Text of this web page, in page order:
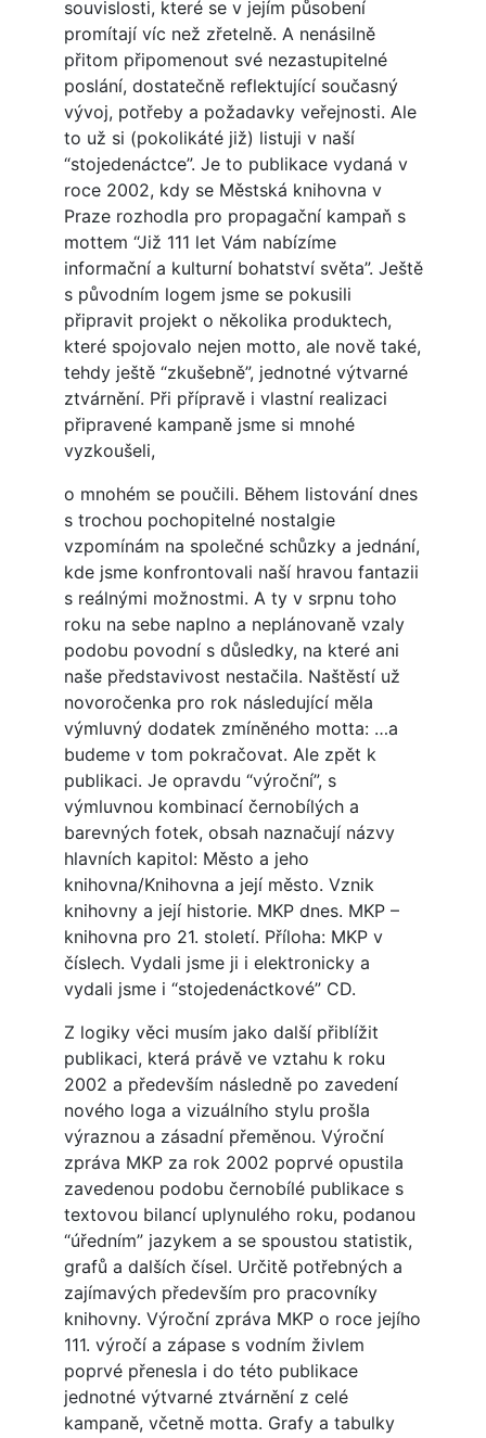
souvislosti, které se v jejím působení
promítají víc než zřetelně. A nenásilně
přitom připomenout své nezastupitelné
poslání, dostatečně reflektující současný
vývoj, potřeby a požadavky veřejnosti. Ale
to už si (pokolikáté již) listuji v naší
“stojedenáctce”. Je to publikace vydaná v
roce 2002, kdy se Městská knihovna v
Praze rozhodla pro propagační kampaň s
mottem “Již 111 let Vám nabízíme
informační a kulturní bohatství světa”. Ještě
s původním logem jsme se pokusili
připravit projekt o několika produktech,
které spojovalo nejen motto, ale nově také,
tehdy ještě “zkušebně”, jednotné výtvarné
ztvárnění. Při přípravě i vlastní realizaci
připravené kampaně jsme si mnohé
vyzkoušeli,
o mnohém se poučili. Během listování dnes
s trochou pochopitelné nostalgie
vzpomínám na společné schůzky a jednání,
kde jsme konfrontovali naší hravou fantazii
s reálnými možnostmi. A ty v srpnu toho
roku na sebe naplno a neplánovaně vzaly
podobu povodní s důsledky, na které ani
naše představivost nestačila. Naštěstí už
novoročenka pro rok následující měla
výmluvný dodatek zmíněného motta: …a
budeme v tom pokračovat. Ale zpět k
publikaci. Je opravdu “výroční”, s
výmluvnou kombinací černobílých a
barevných fotek, obsah naznačují názvy
hlavních kapitol: Město a jeho
knihovna/Knihovna a její město. Vznik
knihovny a její historie. MKP dnes. MKP –
knihovna pro 21. století. Příloha: MKP v
číslech. Vydali jsme ji i elektronicky a
vydali jsme i “stojedenáctkové” CD.
Z logiky věci musím jako další přiblížit
publikaci, která právě ve vztahu k roku
2002 a především následně po zavedení
nového loga a vizuálního stylu prošla
výraznou a zásadní přeměnou. Výroční
zpráva MKP za rok 2002 poprvé opustila
zavedenou podobu černobílé publikace s
textovou bilancí uplynulého roku, podanou
“úředním” jazykem a se spoustou statistik,
grafů a dalších čísel. Určitě potřebných a
zajímavých především pro pracovníky
knihovny. Výroční zpráva MKP o roce jejího
111. výročí a zápase s vodním živlem
poprvé přenesla i do této publikace
jednotné výtvarné ztvárnění z celé
kampaně, včetně motta. Grafy a tabulky